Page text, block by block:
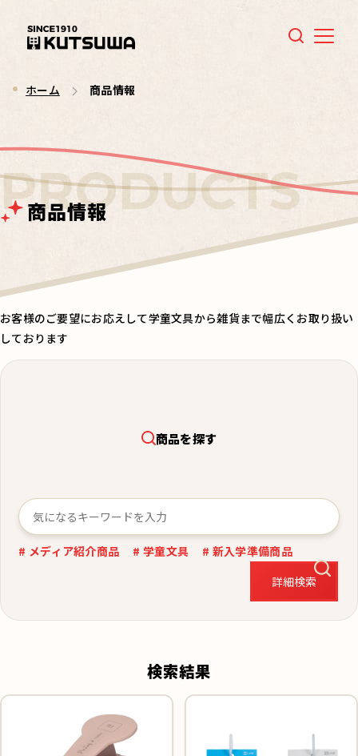
Menu
ホーム 商品情報
商品情報
お客様のご要望にお応えして学童文具から雑貨まで幅広くお取り扱い
しております
商品を探す
詳細検索
# メディア紹介商品 # 学童文具 # 新入学準備商品
検索結果